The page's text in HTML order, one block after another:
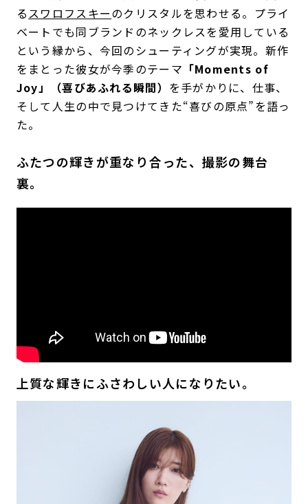
る スワロフスキーのクリスタルを思わせる。プライ
ベートでも同ブランドのネックレスを愛用している
という縁から、今回のシューティングが実現。新作
をまとった彼女が今季のテーマ 「Moments of
Joy」（喜びあふれる瞬間） を手がかりに、仕事、
そして人生の中で見つけてきた“喜びの原点”を語っ
た。
ふたつの輝きが重なり合った、撮影の舞台
裏。
上質な輝きにふさわしい人になりたい。